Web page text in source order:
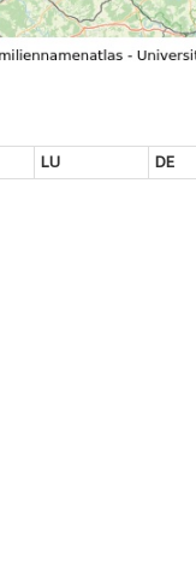
LU DE